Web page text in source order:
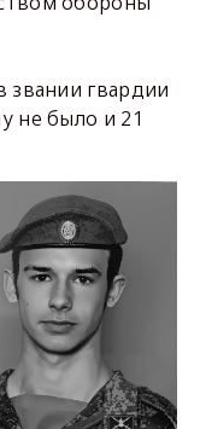
звании гвардии
не было и 21